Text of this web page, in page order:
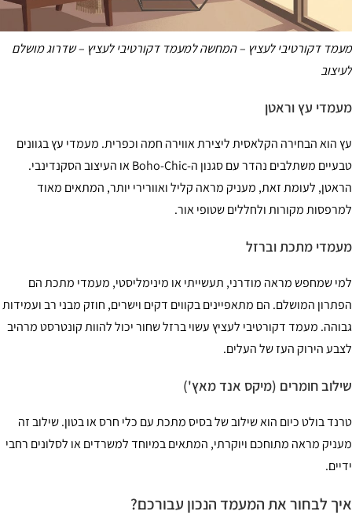
דקורטיבי לעציץ – המחשה למעמד דקורטיבי לעציץ – שדרוג מושלם
עץ וראטן
הוא הבחירה הקלאסית ליצירת אווירה חמה וכפרית. מעמדי עץ בגוונים
טבעיים משתלבים נהדר עם סגנון ה-Boho-Chic או העיצוב הסקנדינבי.
לעומת זאת, מעניק מראה קליל ואוורירי יותר, המתאים מאוד
מקורות ולחללים שטופי אור.
מתכת וברזל
שמחפש מראה מודרני, תעשייתי או מינימליסטי, מעמדי מתכת הם
המושלם. הם מתאפיינים בקווים דקים וישרים, חוזק מבני רב ועמידות
מעמד דקורטיבי לעציץ עשוי ברזל שחור יכול להוות קונטרסט מרהיב
הירוק העז של העלים.
חומרים (מיקס אנד מאץ')
בולט כיום הוא שילוב של בסיס מתכת עם כלי חרס או בטון. שילוב זה
מראה מתוחכם ויוקרתי, המתאים במיוחד למשרדים או לסלונים רחבי
לבחור את המעמד הנכון עבורכם?